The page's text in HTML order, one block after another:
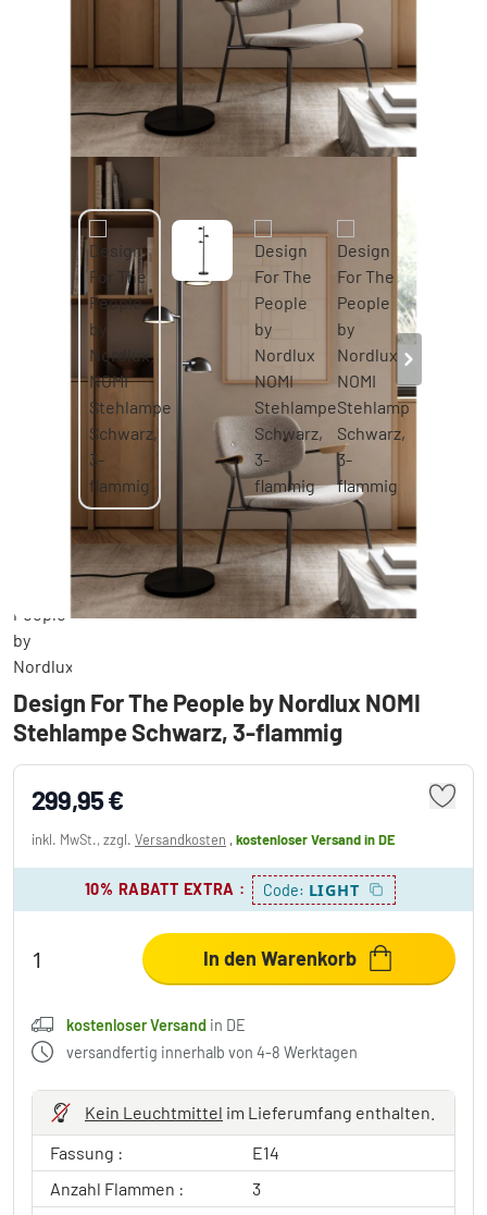
Design For The People by Nordlux NOMI
Stehlampe Schwarz, 3-flammig
299,95 €
inkl. MwSt., zzgl. Versandkosten ,kostenloser Versandin DE
10% RABATT EXTRA : Code: LIGHT
In den Warenkorb
kostenloser Versand in DE
versandfertig innerhalb von 4-8 Werktagen
Kein Leuchtmittel im Lieferumfang enthalten.
Fassung :
E14
Anzahl Flammen :
3